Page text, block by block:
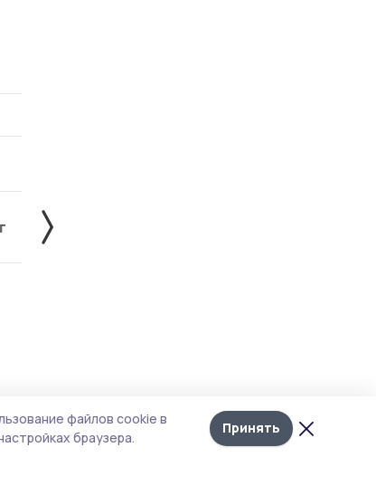
Лента
новостей
Жердевский округ
файлов cookie в
браузера.
Принять